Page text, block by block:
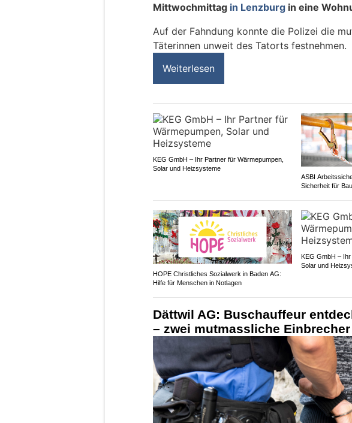
Mittwochmittag in Lenzburg in eine
Auf der Fahndung konnte die Polizei die
Täterinnen unweit des Tatorts festnehmen.
Weiterlesen
KEG GmbH – Ihr Partner für Wärmepumpen,
Solar und Heizsysteme
ASBI
Sicherheit für
HOPE Christliches Sozialwerk in Baden AG:
Hilfe für Menschen in Notlagen
KEG GmbH – Ihr
Solar und
Dättwil AG: Buschauffeur
– zwei mutmassliche